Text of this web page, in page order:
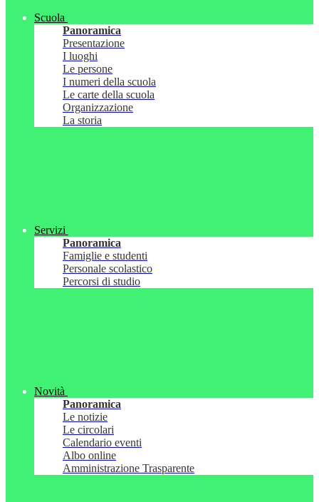
Scuola
Panoramica
Presentazione
I luoghi
Le persone
I numeri della scuola
Le carte della scuola
Organizzazione
La storia
Servizi
Panoramica
Famiglie e studenti
Personale scolastico
Percorsi di studio
Novità
Panoramica
Le notizie
Le circolari
Calendario eventi
Albo online
Amministrazione Trasparente